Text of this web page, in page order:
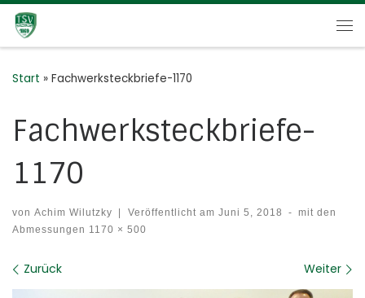
Zum Inhalt springen
Start » Fachwerksteckbriefe-1170
Fachwerksteckbriefe-
1170
von Achim Wilutzky | Veröffentlicht am Juni 5, 2018 -
mit den
Abmessungen 1170 × 500
Bilder Navigation
Zurück Weiter